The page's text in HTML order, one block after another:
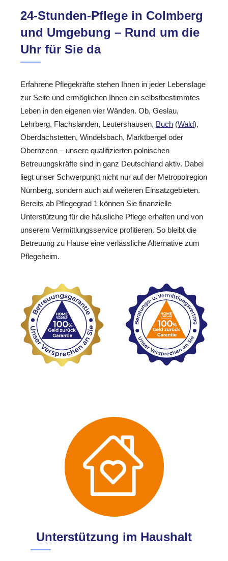
24-Stunden-Pflege in Colmberg
und Umgebung – Rund um die
Uhr für Sie da
Erfahrene Pflegekräfte stehen Ihnen in jeder Lebenslage
zur Seite und ermöglichen Ihnen ein selbstbestimmtes
Leben in den eigenen vier Wänden. Ob, Geslau,
Lehrberg, Flachslanden, Leutershausen, Buch (Wald),
Oberdachstetten, Windelsbach, Marktbergel oder
Obernzenn – unsere qualifizierten polnischen
Betreuungskräfte sind in ganz Deutschland aktiv. Dabei
liegt unser Schwerpunkt nicht nur auf der Metropolregion
Nürnberg, sondern auch auf weiteren Einsatzgebieten.
Bereits ab Pflegegrad 1 können Sie finanzielle
Unterstützung für die häusliche Pflege erhalten und von
unserem Vermittlungsservice profitieren. So bleibt die
Betreuung zu Hause eine verlässliche Alternative zum
Pflegeheim.
Unterstützung im Haushalt